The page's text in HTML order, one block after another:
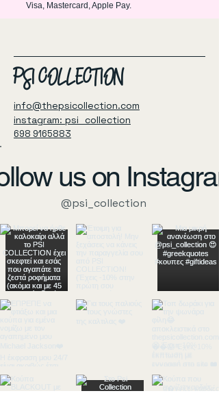
Visa, Mastercard, Apple Pay.
PSI COLLECTION
info@thepsicollection.com
instagram: psi_collection
698 9165883
us on
@psi_collection